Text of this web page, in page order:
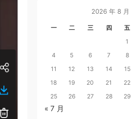
2026 年 8 月
一 二 三 四 五
1
4
5 6 7 8
11
12 13 14 15
18
19 20 21 22
25
26 27 28 29
« 7 月